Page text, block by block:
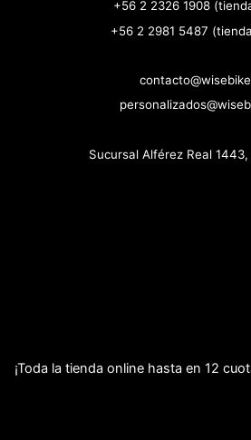
+56 2 2326 1908
+56 2 2981 5487
Sucursal Alférez Real 1443,
¡Toda la tienda online hasta en 12